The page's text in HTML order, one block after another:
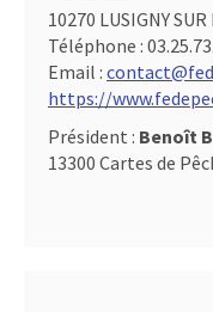
10270 LUSIGNY SUR
Téléphone :
Email :
https://
Président : Benoît
13300 Cartes de